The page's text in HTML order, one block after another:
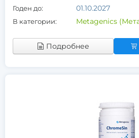
Годен до: 01.10.2027
В категории: Metagenics
Подробнее